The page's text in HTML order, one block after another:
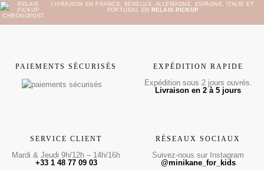
LIVRAISON EN FRANCE, BENELUX, ALLEMAGNE, ESPAGNE, ITALIE ET
PORTUGAL EN
RELAIS PICKUP
PAIEMENTS SÉCURISÉS EXPÉDITION RAPIDE
Expédition sous 2 jours ouvrés.
Livraison en 2 à 5 jours
SERVICE CLIENT
Mardi & Jeudi 9h/12h – 14h/16h
+33 1 48 77 09 03
RÉSEAUX SOCIAUX
Suivez-nous sur Instagram
@minikane_for_kids